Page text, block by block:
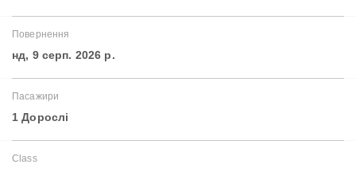
Повернення
нд, 9 серп. 2026 р.
Пасажири
1 Дорослі
Class